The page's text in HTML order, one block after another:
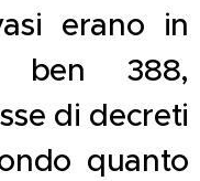
erano in
ben 388,
di decreti
quanto